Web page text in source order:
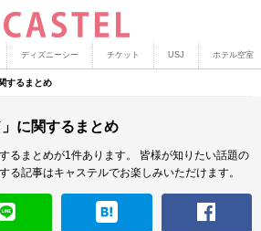
ディズニーシー チケット USJ ホテル空室
するまとめ
に関するまとめ
るまとめが1件あります。
皆様が知りたい話題の
る記事はキャステルでお楽しみいただけます。